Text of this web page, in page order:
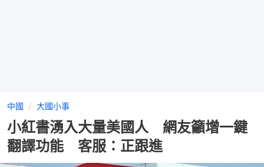
中國 大國小事
小紅書湧入大量美國人 網友籲增一鍵
翻譯功能 客服：正跟進